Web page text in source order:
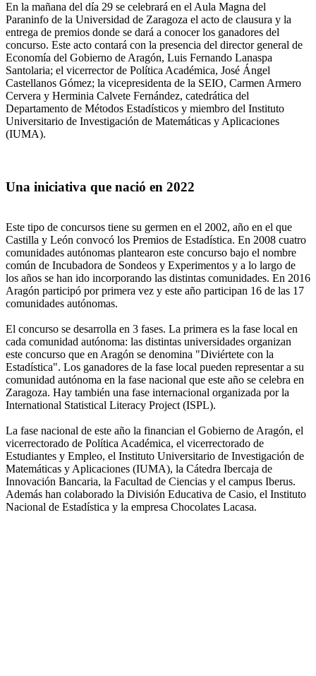
En la mañana del día 29 se celebrará en el Aula Magna del
Paraninfo de la Universidad de Zaragoza el acto de clausura y la
entrega de premios donde se dará a conocer los ganadores del
concurso. Este acto contará con la presencia del director general de
Economía del Gobierno de Aragón, Luis Fernando Lanaspa
Santolaria; el vicerrector de Política Académica, José Ángel
Castellanos Gómez; la vicepresidenta de la SEIO, Carmen Armero
Cervera y Herminia Calvete Fernández, catedrática del
Departamento de Métodos Estadísticos y miembro del Instituto
Universitario de Investigación de Matemáticas y Aplicaciones
(IUMA).
Una iniciativa que nació en 2022
Este tipo de concursos tiene su germen en el 2002, año en el que
Castilla y León convocó los Premios de Estadística. En 2008 cuatro
comunidades autónomas plantearon este concurso bajo el nombre
común de Incubadora de Sondeos y Experimentos y a lo largo de
los años se han ido incorporando las distintas comunidades. En 2016
Aragón participó por primera vez y este año participan 16 de las 17
comunidades autónomas.
El concurso se desarrolla en 3 fases. La primera es la fase local en
cada comunidad autónoma: las distintas universidades organizan
este concurso que en Aragón se denomina "Diviértete con la
Estadística". Los ganadores de la fase local pueden representar a su
comunidad autónoma en la fase nacional que este año se celebra en
Zaragoza. Hay también una fase internacional organizada por la
International Statistical Literacy Project (ISPL).
La fase nacional de este año la financian el Gobierno de Aragón, el
vicerrectorado de Política Académica, el vicerrectorado de
Estudiantes y Empleo, el Instituto Universitario de Investigación de
Matemáticas y Aplicaciones (IUMA), la Cátedra Ibercaja de
Innovación Bancaria, la Facultad de Ciencias y el campus Iberus.
Además han colaborado la División Educativa de Casio, el Instituto
Nacional de Estadística y la empresa Chocolates Lacasa.